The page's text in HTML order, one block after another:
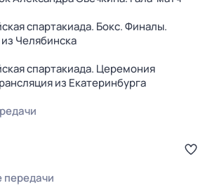
спартакиада. Бокс. Финалы.
Челябинска
спартакиада. Церемония
из Екатеринбурга